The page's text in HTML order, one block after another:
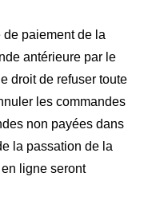
de paiement de la
antérieure par le
droit de refuser toute
les commandes
non payées dans
la passation de la
ligne seront